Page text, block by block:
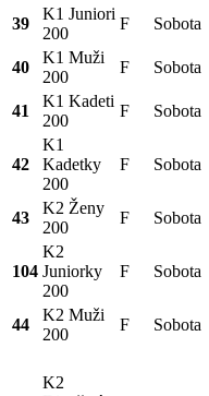
39
K1 Juniori
200
F Sobota
40
K1 Muži
200
F Sobota
41
K1 Kadeti
200
F Sobota
42
K1
Kadetky
200
F Sobota
43
K2 Ženy
200
F Sobota
104
K2
Juniorky
200
F Sobota
44
K2 Muži
200
F Sobota
K2